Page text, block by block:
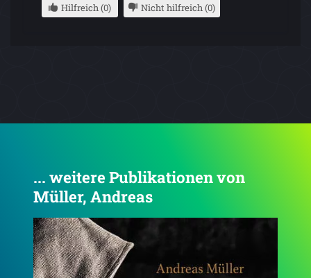
Hilfreich (0) Nicht hilfreich (0)
... weitere Publikationen von
Müller, Andreas